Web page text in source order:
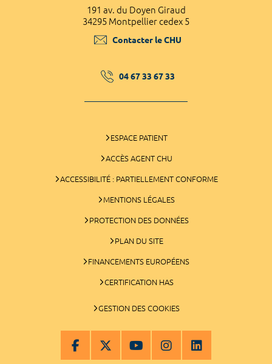
191 av. du Doyen Giraud
34295 Montpellier cedex 5
Contacter le CHU
04 67 33 67 33
ESPACE PATIENT
ACCÈS AGENT CHU
ACCESSIBILITÉ : PARTIELLEMENT CONFORME
MENTIONS LÉGALES
PROTECTION DES DONNÉES
PLAN DU SITE
FINANCEMENTS EUROPÉENS
CERTIFICATION HAS
GESTION DES COOKIES